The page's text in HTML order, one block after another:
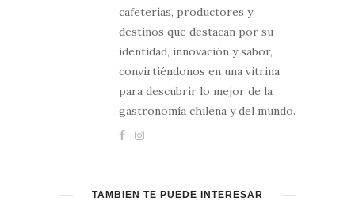
cafeterías, productores y
destinos que destacan por su
identidad, innovación y sabor,
convirtiéndonos en una vitrina
para descubrir lo mejor de la
gastronomía chilena y del mundo.
TAMBIÉN TE PUEDE INTERESAR